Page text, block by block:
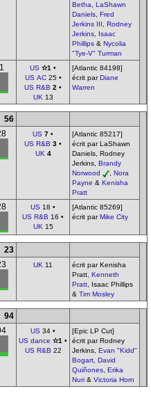
Betha, LaShawn
Daniels, Fred
Jerkins III, Rodney
Jerkins, Isaac
Phillips & Nycolia
"Tye-V" Turman
1 US ✫1 •
US AC25 •
US R&B 2 •
UK13
[Atlantic 84198]
écrit parDiane
Warren
56
US 7 •
US R&B 3 •
UK 4
[Atlantic 85217]
écrit par LaShawn
Daniels, Rodney
Jerkins, Brandy
Norwood
, Nora
Payne & Kenisha
Pratt
US 18 •
US R&B 16 •
UK15
[Atlantic 85269]
écrit parMike City
23
UK 11
écrit par Kenisha
Pratt, Kenneth
Pratt, Isaac Phillips
& Tim Mosley
94
US 34 •
US dance ✫1 •
US R&B 22
[Epic LP Cut]
écrit par Rodney
Jerkins, Evan "Kidd"
Bogart, David
Quiñones, Erika
Nuri & Victoria Horn